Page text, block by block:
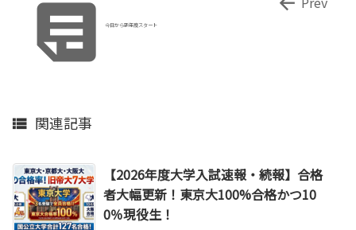
今日から新年度スタート
 関連記事
【2026年度大学入試速報・続報】合格
者大幅更新！東京大100%合格かつ10
0％現役生！